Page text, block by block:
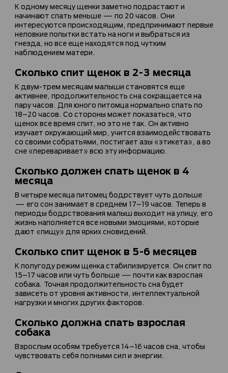
К одному месяцу щенки заметно подрастают и
начинают спать меньше — по 20 часов. Они
интересуются происходящим, предпринимают первые
неловкие попытки встать на ноги и выбраться из
гнезда, но все еще находятся под чутким
наблюдением матери.
Сколько спит щенок в 2-3 месяца
К двум-трем месяцам малыши становятся еще
активнее, продолжительность сна сокращается на
пару часов. Для юного питомца нормально спать по
18–20 часов. Со стороны может показаться, что
щенок все время спит, но это не так. Он активно
изучает окружающий мир, учится взаимодействовать
со своими собратьями, постигает азы «этикета», а во
сне «переваривает» всю эту информацию.
Сколько должен спать щенок в 4
месяца
В четыре месяца питомец бодрствует чуть дольше
— его сон занимает в среднем 17–19 часов. Теперь в
периоды бодрствования малыш выходит на улицу, его
жизнь наполняется все новыми эмоциями, которые
дают «пищу» для ярких сновидений.
Сколько спит щенок в 5-6 месяцев
К полугоду режим щенка стабилизируется. Он спит по
15–17 часов или чуть больше — почти как взрослая
собака. Точная продолжительность сна будет
зависеть от уровня активности, интеллектуальной
нагрузки и многих других факторов.
Сколько должна спать взрослая
собака
Взрослым особям требуется 14–16 часов сна, чтобы
чувствовать себя полными сил и энергии.